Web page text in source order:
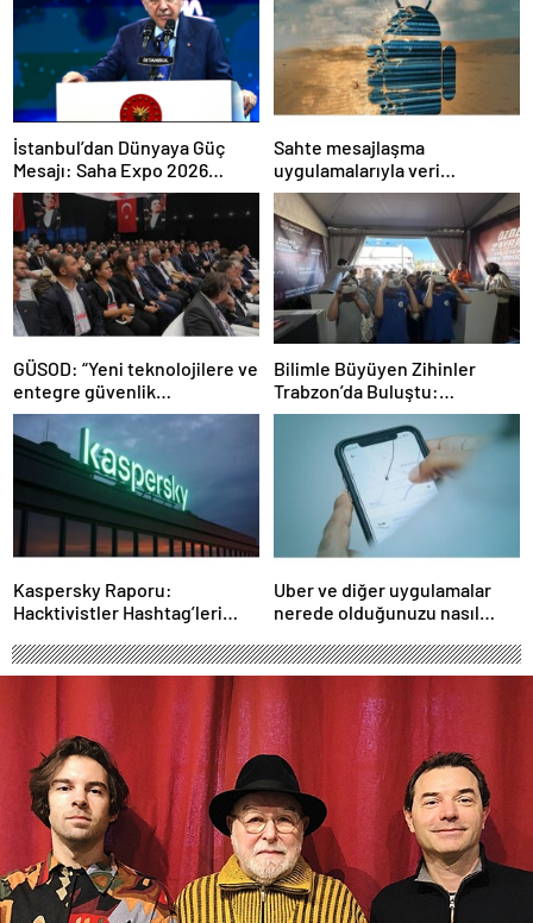
İstanbul’dan Dünyaya Güç
Mesajı: Saha Expo 2026
Rekorlarla Kapılarını Kapattı
Sahte mesajlaşma
uygulamalarıyla veri
sızdırıyorlar- Haber Şafak
GÜSOD: “Yeni teknolojilere ve
entegre güvenlik
sistemlerine önem artacak”-
Haber Şafak
Bilimle Büyüyen Zihinler
Trabzon’da Buluştu:
STEAMFEST’te Bilim Rüzgârı
Esti!- Haber Şafak
Kaspersky Raporu:
Hacktivistler Hashtag’leri
Kullanıyor, 2025’te
Saldırılarda DDoS Öne
Çıkıyor- Haber Şafak
Uber ve diğer uygulamalar
nerede olduğunuzu nasıl